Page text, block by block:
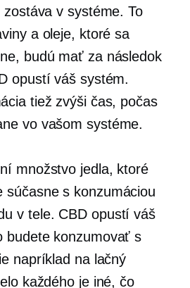
v systéme. To
a oleje, ktoré sa
budú mať za následok
opustí váš systém.
tiež zvýši čas, počas
vo vašom systéme.
množstvo jedla, ktoré
súčasne s konzumáciou
v tele. CBD opustí váš
budete konzumovať s
napríklad na lačný
každého je iné, čo